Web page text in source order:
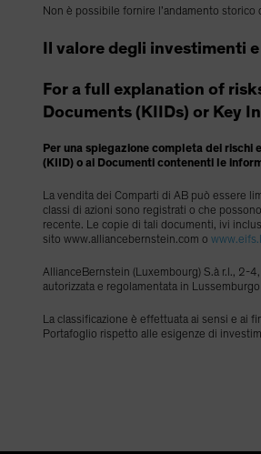
Non è possibile fornire l’andamento
Il valore degli investimenti
For a full explanation of
Documents (KIIDs) or Key
Per una spiegazione completa dei
(KIID) o ai Documenti contenenti le
La vendita dei Comparti di AB può essere
classi di azioni sono registrati o che
recente. Le copie di tali documenti, ivi
sito www.alliancebernstein.com o
AllianceBernstein (Luxembourg) S.à r.l., 2-
autorizzata e regolamentata in
La classificazione è effettuata ai sensi e ai
Portafoglio rispetto alle esigenze di